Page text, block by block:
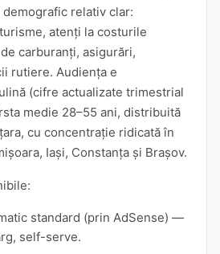
relativ clar:
atenți la costurile
carburanți, asigurări,
rutiere. Audiența e
(cifre actualizate trimestrial
medie 28–55 ani, distribuită
cu concentrație ridicată în
Iași, Constanța și Brașov.
standard (prin AdSense) —
self-serve.